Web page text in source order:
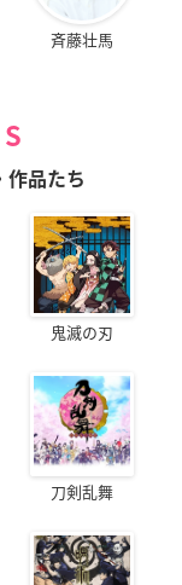
斉藤壮馬
作品たち
鬼滅の刃
刀剣乱舞